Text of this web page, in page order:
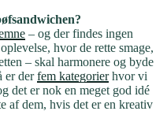
– og der findes ingen
hvor de rette smage,
– skal harmonere og byde
er derfem kategorierhvor vi
det er nok en meget god idé
af dem, hvis det er en kreativ